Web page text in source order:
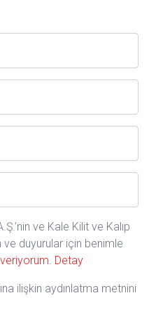
ve Kale Kilit ve Kalıp
ve duyurular için benimle
Detay
ilişkin aydınlatma metnini